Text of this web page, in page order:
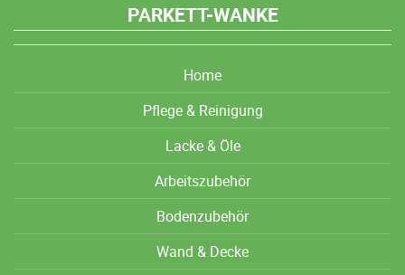
PARKETT-WANKE
Home
Pflege & Reinigung
Lacke & Öle
Arbeitszubehör
Bodenzubehör
Wand & Decke